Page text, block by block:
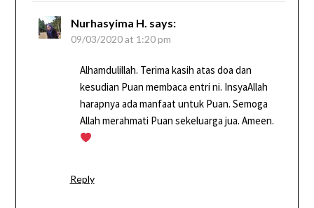
Nurhasyima H. says:
09/03/2020 at 1:20 pm
Alhamdulillah. Terima kasih atas doa dan
kesudian Puan membaca entri ni. InsyaAllah
harapnya ada manfaat untuk Puan. Semoga
Allah merahmati Puan sekeluarga jua. Ameen.
Reply